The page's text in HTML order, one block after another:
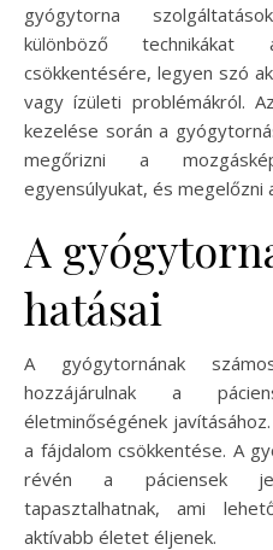
gyógytorna
különböző technikákat
csökkentésére, legyen szó
vagy ízületi problémákról.
kezelése során a
megőrizni a
egyensúlyukat, és megelőzni
A
hatásai
A gyógytornának
hozzájárulnak a
életminőségének
a fájdalom csökkentése. A
révén a páciensek
tapasztalhatnak, ami
aktívabb életet éljenek.